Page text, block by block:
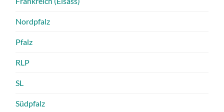
Nordpfalz
Pfalz
RLP
SL
Südpfalz